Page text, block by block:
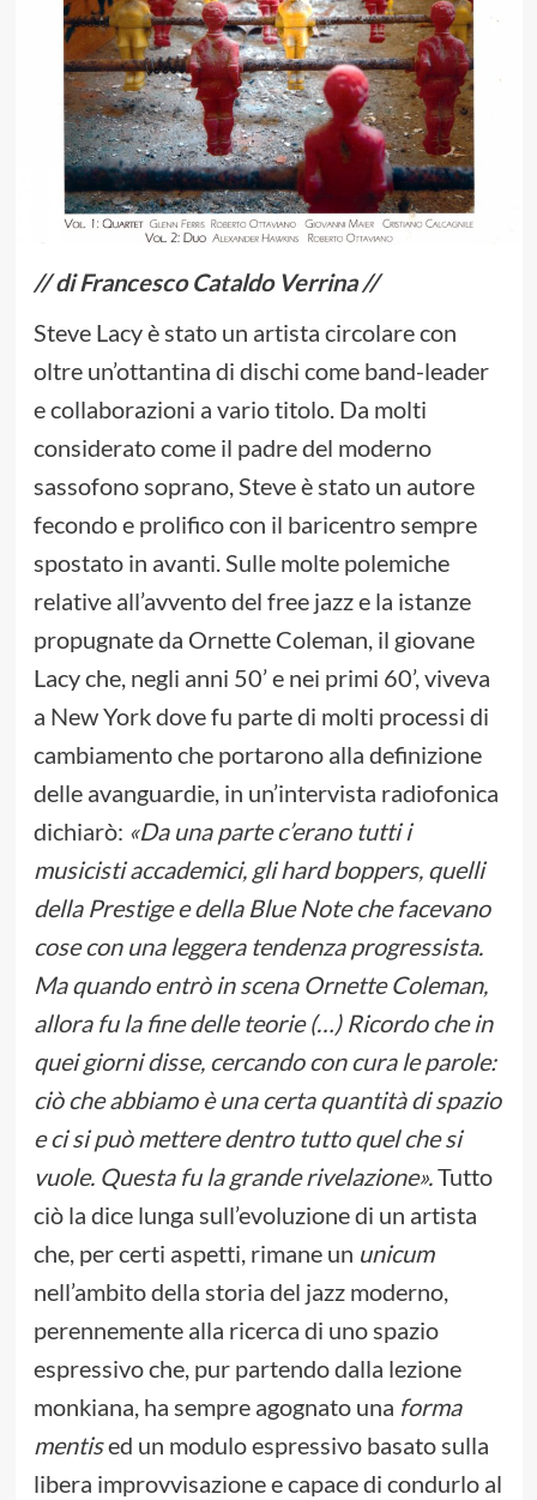
// di Francesco Cataldo Verrina //
Steve Lacy è stato un artista circolare con
oltre un’ottantina di dischi come band-leader
e collaborazioni a vario titolo. Da molti
considerato come il padre del moderno
sassofono soprano, Steve è stato un autore
fecondo e prolifico con il baricentro sempre
spostato in avanti. Sulle molte polemiche
relative all’avvento del free jazz e la istanze
propugnate da Ornette Coleman, il giovane
Lacy che, negli anni 50’ e nei primi 60’, viveva
a New York dove fu parte di molti processi di
cambiamento che portarono alla definizione
delle avanguardie, in un’intervista radiofonica
dichiarò: «Da una parte c’erano tutti i
musicisti accademici, gli hard boppers, quelli
della Prestige e della Blue Note che facevano
cose con una leggera tendenza progressista.
Ma quando entrò in scena Ornette Coleman,
allora fu la fine delle teorie (…) Ricordo che in
quei giorni disse, cercando con cura le parole:
ciò che abbiamo è una certa quantità di spazio
e ci si può mettere dentro tutto quel che si
vuole. Questa fu la grande rivelazione».Tutto
ciò la dice lunga sull’evoluzione di un artista
che, per certi aspetti, rimane un unicum
nell’ambito della storia del jazz moderno,
perennemente alla ricerca di uno spazio
espressivo che, pur partendo dalla lezione
monkiana, ha sempre agognato una forma
mentised un modulo espressivo basato sulla
libera improvvisazione e capace di condurlo al